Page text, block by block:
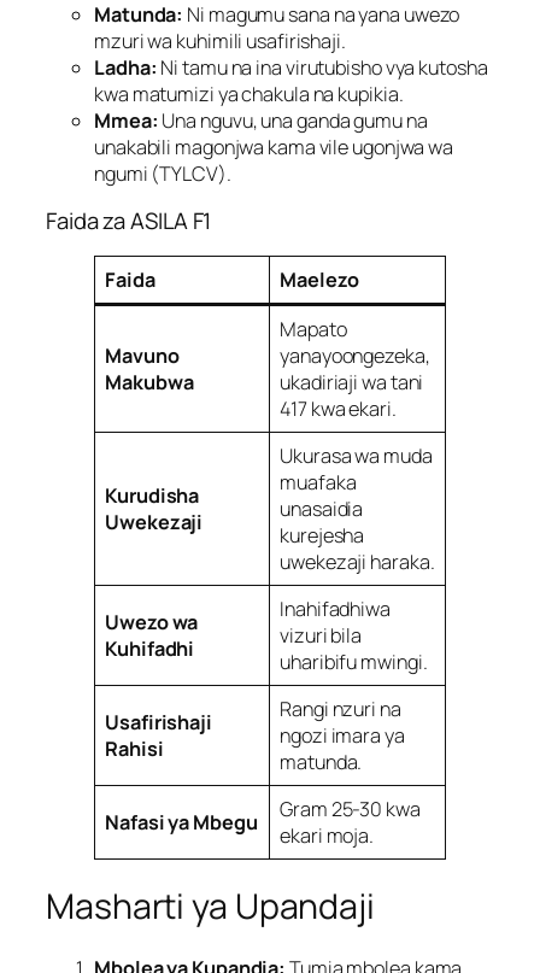
Matunda: Ni magumu sana na yana uwezo
mzuri wa kuhimili usafirishaji.
Ladha: Ni tamu na ina virutubisho vya kutosha
kwa matumizi ya chakula na kupikia.
Mmea: Una nguvu, una ganda gumu na
unakabili magonjwa kama vile ugonjwa wa
ngumi (TYLCV).
Faida za ASILA F1
Faida Maelezo
Mavuno
Makubwa
Mapato
yanayoongezeka,
ukadiriaji wa tani
417 kwa ekari.
Kurudisha
Uwekezaji
Ukurasa wa muda
muafaka
unasaidia
kurejesha
uwekezaji haraka.
Uwezo wa
Kuhifadhi
Inahifadhiwa
vizuri bila
uharibifu mwingi.
Usafirishaji
Rahisi
Rangi nzuri na
ngozi imara ya
matunda.
Nafasi ya Mbegu
Gram 25-30 kwa
ekari moja.
Masharti ya Upandaji